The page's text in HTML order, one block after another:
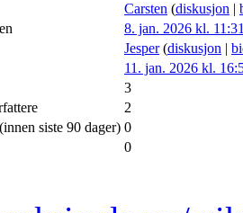
Carsten (diskusjon |
8. jan. 2026 kl.
Jesper (diskusjon |
11. jan. 2026 kl.
3
2
siste 90 dager) 0
0